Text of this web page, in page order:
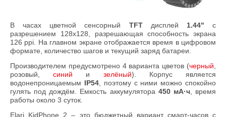
В часах цветной сенсорный TFTдисплей 1.44" с
разрешением 128x128, разрешающая способность экрана
126 ppi. На главном экране отображается время в цифровом
формате, количество шагов и текущий заряд батареи.
Производителем предусмотрено 4 варианта цветов (черный,
розовый,синий и зелёный). Корпус является
водонепроницаемым IP54, поэтому с ними можно спокойно
гулять под дождём. Емкость аккумулятора 450 мА·ч, время
работы около 3 суток.
Elari KidPhone 2 – это бюджетный вариант смарт-часов с